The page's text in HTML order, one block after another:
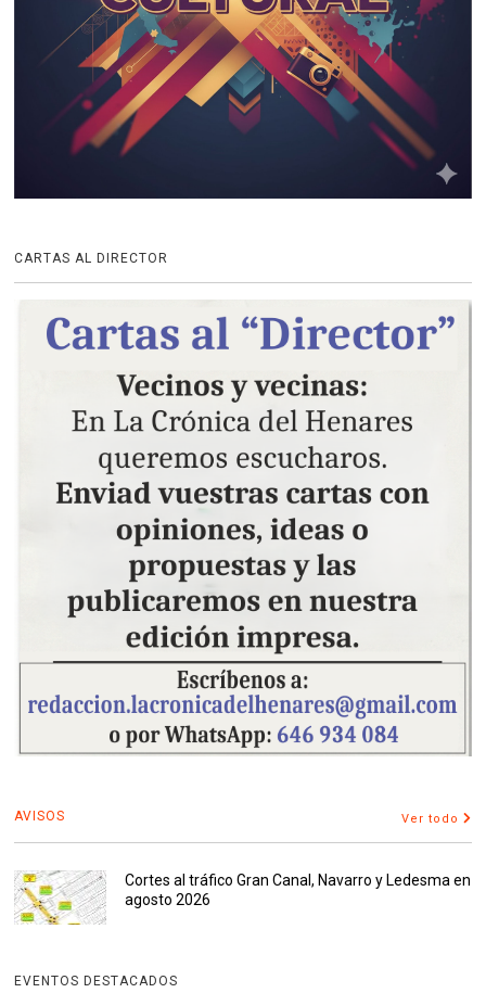
CARTAS AL DIRECTOR
AVISOS Ver todo
Cortes al tráfico Gran Canal, Navarro y Ledesma en
agosto 2026
EVENTOS DESTACADOS